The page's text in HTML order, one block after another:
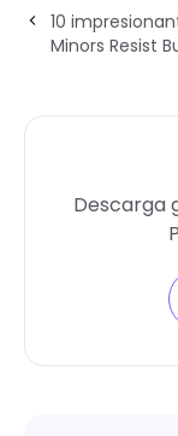
10
Minors Resist
Descarga